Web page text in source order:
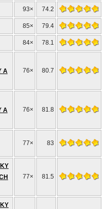
93× 74.2
85× 79.4
84× 78.1
A
76× 80.7
A
76× 81.8
77× 83
77× 81.5